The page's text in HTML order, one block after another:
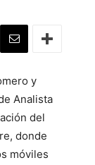
y
Analista
del
donde
móviles